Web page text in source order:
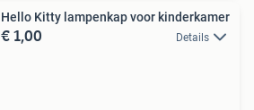
Hello Kitty lampenkap voor kinderkamer
€ 1,00 Details